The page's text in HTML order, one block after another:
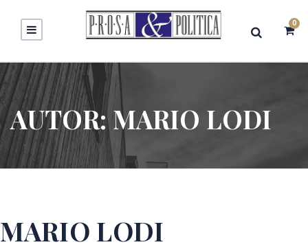
0
AUTOR:MARIO LODI
MARIO LODI